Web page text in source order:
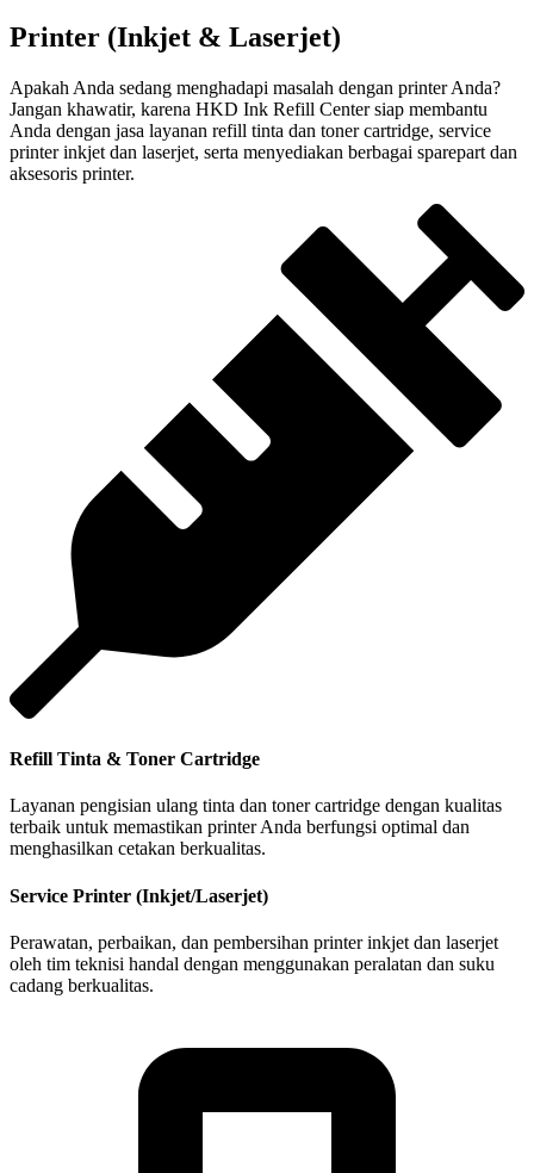
Printer (Inkjet & Laserjet)
Apakah Anda sedang menghadapi masalah dengan printer Anda?
Jangan khawatir, karena HKD Ink Refill Center siap membantu
Anda dengan jasa layanan refill tinta dan toner cartridge, service
printer inkjet dan laserjet, serta menyediakan berbagai sparepart dan
aksesoris printer.
Refill Tinta & Toner Cartridge
Layanan pengisian ulang tinta dan toner cartridge dengan kualitas
terbaik untuk memastikan printer Anda berfungsi optimal dan
menghasilkan cetakan berkualitas.
Service Printer (Inkjet/Laserjet)
Perawatan, perbaikan, dan pembersihan printer inkjet dan laserjet
oleh tim teknisi handal dengan menggunakan peralatan dan suku
cadang berkualitas.